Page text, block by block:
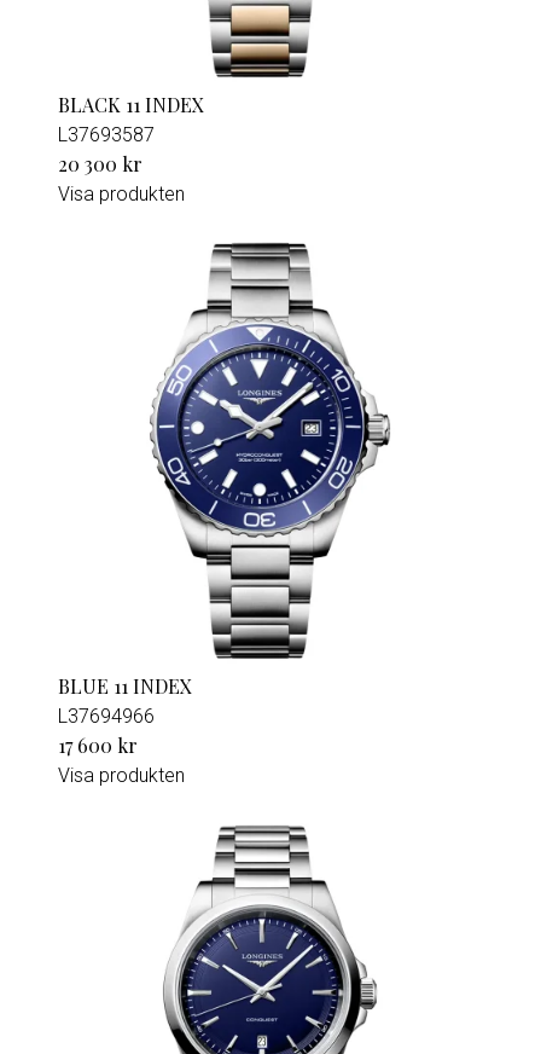
BLACK 11 INDEX
L37693587
20 300 kr
Visa produkten
BLUE 11 INDEX
L37694966
17 600 kr
Visa produkten